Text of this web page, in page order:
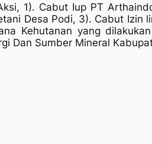
1). Cabut Iup PT
Desa Podi, 3). Cabut Izin
Kehutanan yang
Dan Sumber Mineral